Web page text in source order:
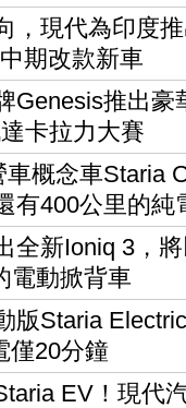
，現代為印度
期改款新車
Genesis推出豪
卡拉力大賽
概念車Staria
有400公里的純
全新Ioniq 3，
電動掀背車
版Staria
僅20分鐘
EV！現代